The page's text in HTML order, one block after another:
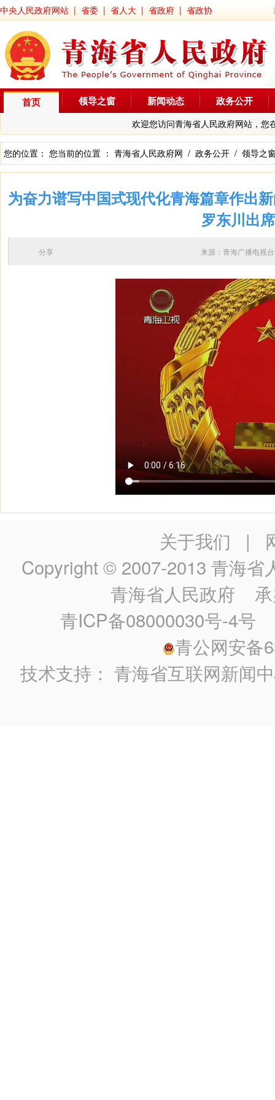
中央人民政府网站 | 省委 | 省人大 | 省政府 | 省政协
首页
欢迎您访问青海省人民政府网站，您
领导之窗 新闻动态 政务公开
您的位置： 您当前的位置 ： 青海省人民政府网 / 政务公开 / 领导之
为奋力谱写中国式现代化青海篇章作出
罗东川出
来源：青海广播电
分享
关于我们 |
Copyright © 2007-2013 青海省
青海省人民政府 承
青ICP备08000030号-4号
青公网安备
技术支持：青海省互联网新闻